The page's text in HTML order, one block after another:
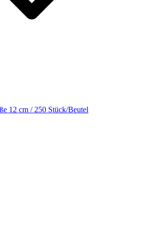
12 cm / 250 Stück/Beutel